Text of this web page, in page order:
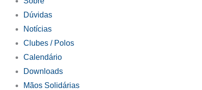
Dúvidas
Notícias
Clubes / Polos
Calendário
Downloads
Mãos Solidárias